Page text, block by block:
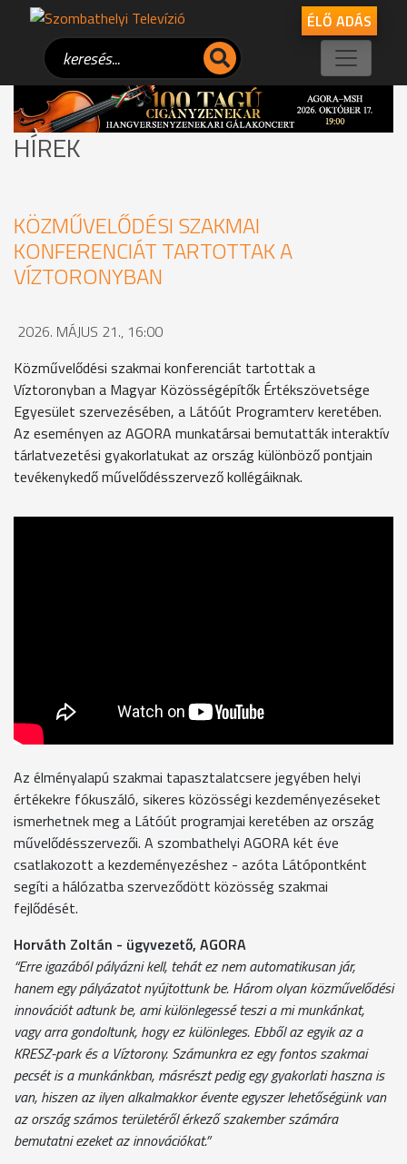
ÉLŐ ADÁS
HÍREK
KÖZMŰVELŐDÉSI SZAKMAI
KONFERENCIÁT TARTOTTAK A
VÍZTORONYBAN
2026. MÁJUS 21., 16:00
Közművelődési szakmai konferenciát tartottak a
Víztoronyban a Magyar Közösségépítők Értékszövetsége
Egyesület szervezésében, a Látóút Programterv keretében.
Az eseményen az AGORA munkatársai bemutatták interaktív
tárlatvezetési gyakorlatukat az ország különböző pontjain
tevékenykedő művelődésszervező kollégáiknak.
Az élményalapú szakmai tapasztalatcsere jegyében helyi
értékekre fókuszáló, sikeres közösségi kezdeményezéseket
ismerhetnek meg a Látóút programjai keretében az ország
művelődésszervezői. A szombathelyi AGORA két éve
csatlakozott a kezdeményezéshez - azóta Látópontként
segíti a hálózatba szerveződött közösség szakmai
fejlődését.
Horváth Zoltán - ügyvezető, AGORA
“Erre igazából pályázni kell, tehát ez nem automatikusan jár,
hanem egy pályázatot nyújtottunk be. Három olyan közművelődési
innovációt adtunk be, ami különlegessé teszi a mi munkánkat,
vagy arra gondoltunk, hogy ez különleges. Ebből az egyik az a
KRESZ-park és a Víztorony. Számunkra ez egy fontos szakmai
pecsét is a munkánkban, másrészt pedig egy gyakorlati haszna is
van, hiszen az ilyen alkalmakkor évente egyszer lehetőségünk van
az ország számos területéről érkező szakember számára
bemutatni ezeket az innovációkat.”